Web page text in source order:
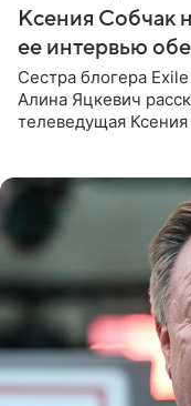
Ксения Собчак
ее интервью
Сестра блогера
Алина Яцкевич
телеведущая